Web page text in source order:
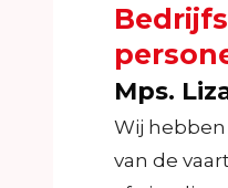
Mps.
Wij
van de